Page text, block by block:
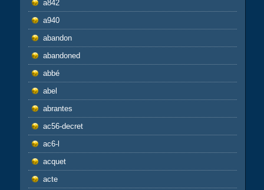
a842
a940
abandon
abandoned
abbé
abel
abrantes
ac56-decret
ac6-l
acquet
acte